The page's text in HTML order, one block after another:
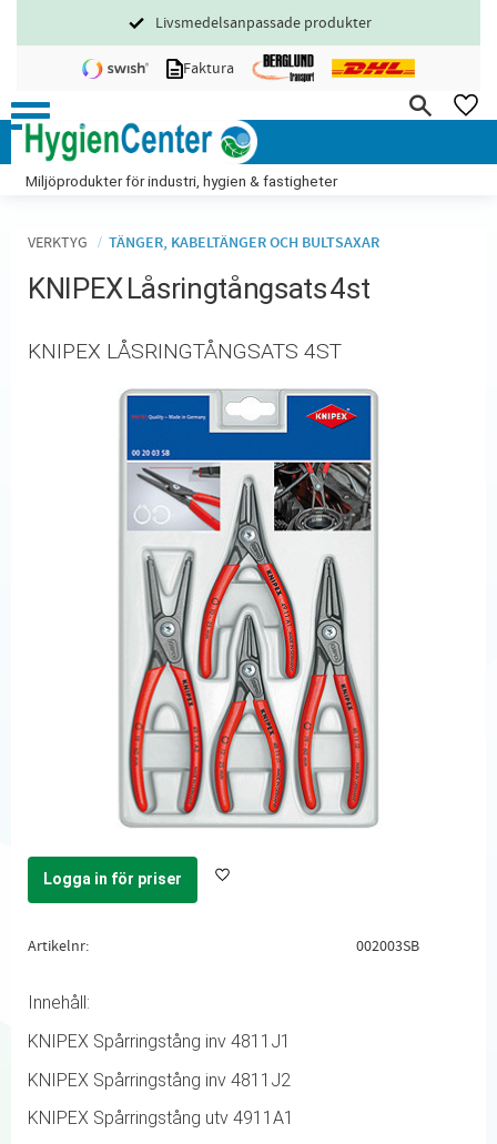
Meny
Livsmedelsanpassade produkter
Faktura
Miljöprodukter för industri, hygien & fastigheter
VERKTYG TÄNGER, KABELTÄNGER OCH BULTSAXAR
KNIPEX Låsringtångsats 4st
KNIPEX LÅSRINGTÅNGSATS 4ST
Logga in för priser Lägg till i favoriter
Artikelnr 002003SB
Innehåll:
KNIPEX Spårringstång inv 4811J1
KNIPEX Spårringstång inv 4811J2
KNIPEX Spårringstång utv 4911A1